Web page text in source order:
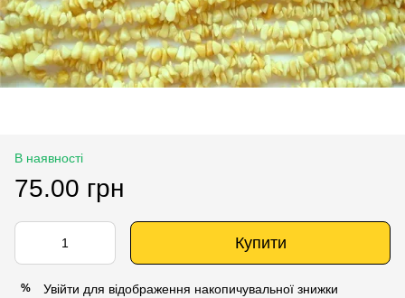
В наявності
75.00 грн
Купити
% Увійти для відображення накопичувальної знижки